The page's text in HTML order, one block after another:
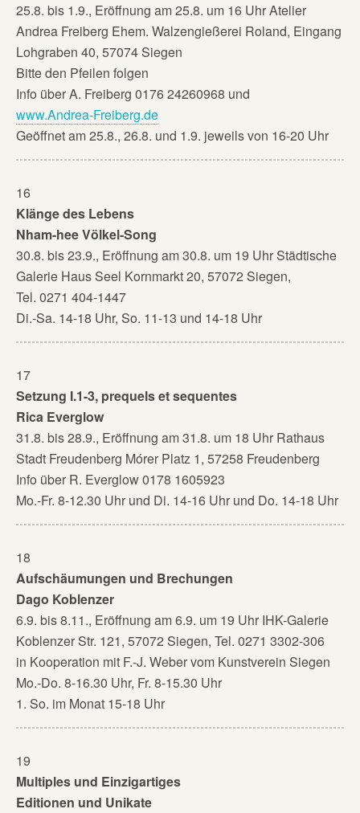
25.8. bis 1.9., Eröffnung am 25.8. um 16 Uhr Atelier
Andrea Freiberg Ehem. Walzengießerei Roland, Eingang
Lohgraben 40, 57074 Siegen
Bitte den Pfeilen folgen
Info über A. Freiberg 0176 24260968 und
www.Andrea-Freiberg.de
Geöffnet am 25.8., 26.8. und 1.9. jeweils von 16-20 Uhr
16
Klänge des Lebens
Nham-hee Völkel-Song
30.8. bis 23.9., Eröffnung am 30.8. um 19 Uhr Städtische
Galerie Haus Seel Kornmarkt 20, 57072 Siegen,
Tel. 0271 404-1447
Di.-Sa. 14-18 Uhr, So. 11-13 und 14-18 Uhr
17
Setzung I.1-3, prequels et sequentes
Rica Everglow
31.8. bis 28.9., Eröffnung am 31.8. um 18 Uhr Rathaus
Stadt Freudenberg Mórer Platz 1, 57258 Freudenberg
Info über R. Everglow 0178 1605923
Mo.-Fr. 8-12.30 Uhr und Di. 14-16 Uhr und Do. 14-18 Uhr
18
Aufschäumungen und Brechungen
Dago Koblenzer
6.9. bis 8.11., Eröffnung am 6.9. um 19 Uhr IHK-Galerie
Koblenzer Str. 121, 57072 Siegen, Tel. 0271 3302-306
in Kooperation mit F.-J. Weber vom Kunstverein Siegen
Mo.-Do. 8-16.30 Uhr, Fr. 8-15.30 Uhr
1. So. im Monat 15-18 Uhr
19
Multiples und Einzigartiges
Editionen und Unikate